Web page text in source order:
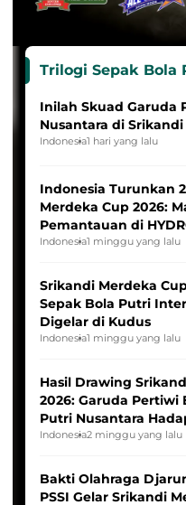
Trilogi Sepak Bola
Inilah Skuad Garuda
Nusantara di
Indonesia1 hari yang lalu
Indonesia Turunkan
Merdeka Cup 2026:
Pemantauan di
League
Indonesia1 minggu yang lalu
Srikandi Merdeka
Sepak Bola Putri
Digelar di Kudus
Indonesia1 minggu yang lalu
Hasil Drawing
2026: Garuda Pertiwi
Putri Nusantara
Indonesia2 minggu yang lalu
Bakti Olahraga
PSSI Gelar Srikandi